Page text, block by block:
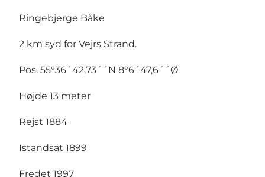
Ringebjerge Båke
2 km syd for Vejrs Strand.
Pos. 55°36´42,73´´N 8°6´47,6´´Ø
Højde 13 meter
Rejst 1884
Istandsat 1899
Fredet 1997